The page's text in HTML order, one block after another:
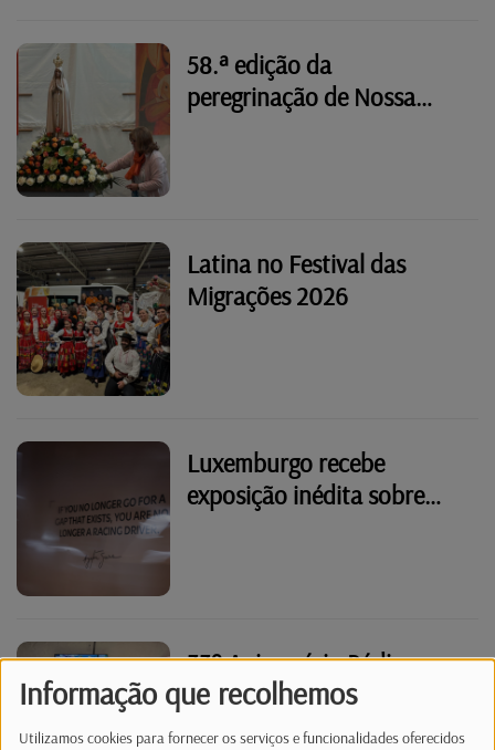
Informação que recolhemos
Utilizamos cookies para fornecer os serviços e funcionalidades oferecidos
58.ª edição da
peregrinação de Nossa
Latina no Festival das
Migrações 2026
Luxemburgo recebe
exposição inédita sobre
33º Aniversário Rádio
Latina - Portas Abertas 5
Out 2025